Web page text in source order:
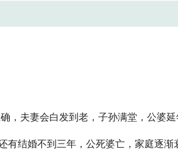
，夫妻会白发到老，子孙满堂，公婆
结婚不到三年，公死婆亡，家庭逐渐